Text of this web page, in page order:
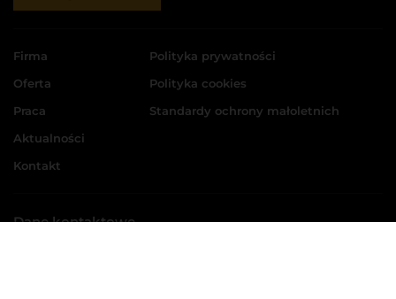
Firma
Oferta
Praca
Aktualności
Kontakt
Polityka prywatności
Polityka cookies
Standardy ochrony małoletnich
Dane kontaktowe